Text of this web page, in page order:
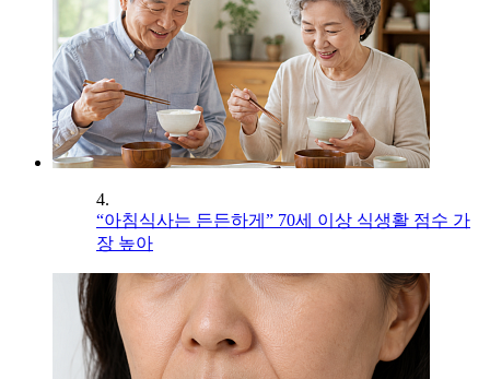
4.
“아침식사는 든든하게” 70세 이상 식생활 점수 가
장 높아